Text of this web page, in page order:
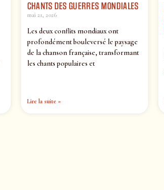
CHANTS DES GUERRES MONDIALES
mai 21, 2026
Les deux conflits mondiaux ont
profondément bouleversé le paysage
de la chanson française, transformant
les chants populaires et
Lire la suite »